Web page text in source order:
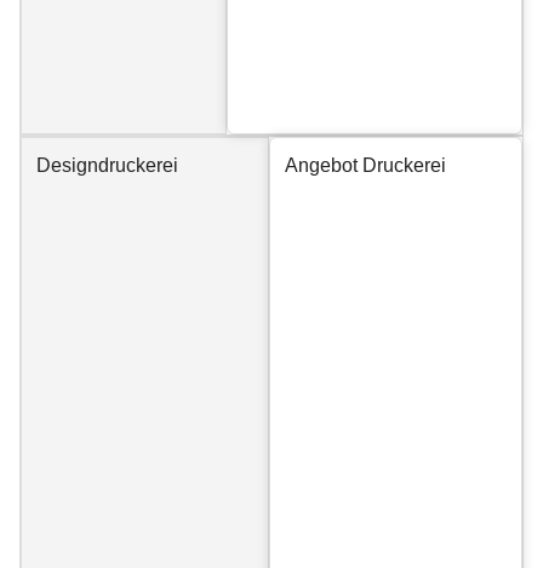
Designdruckerei Angebot Druckerei